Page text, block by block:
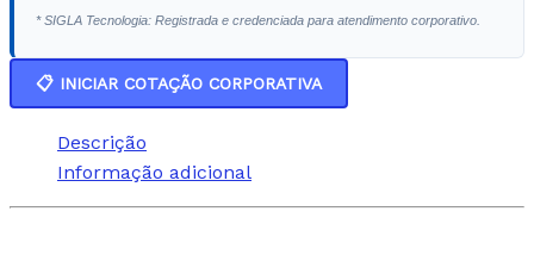
* SIGLA Tecnologia: Registrada e credenciada para atendimento corporativo.
📋 INICIAR COTAÇÃO CORPORATIVA
Descrição
Informação adicional